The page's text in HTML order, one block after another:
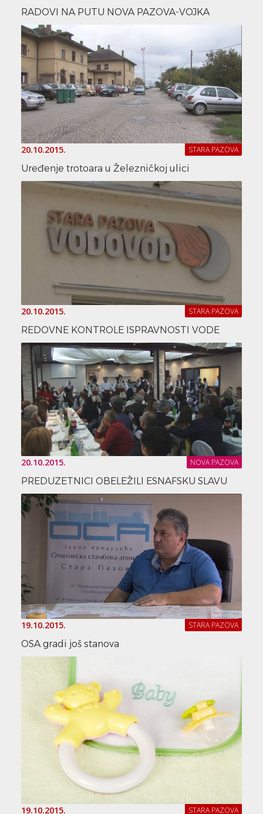
RADOVI NA PUTU NOVA PAZOVA-VOJKA
20.10.2015. STARA PAZOVA
Uređenje trotoara u Železničkoj ulici
20.10.2015. STARA PAZOVA
REDOVNE KONTROLE ISPRAVNOSTI VODE
20.10.2015. NOVA PAZOVA
PREDUZETNICI OBELEŽILI ESNAFSKU SLAVU
19.10.2015. STARA PAZOVA
OSA gradi još stanova
19.10.2015. STARA PAZOVA